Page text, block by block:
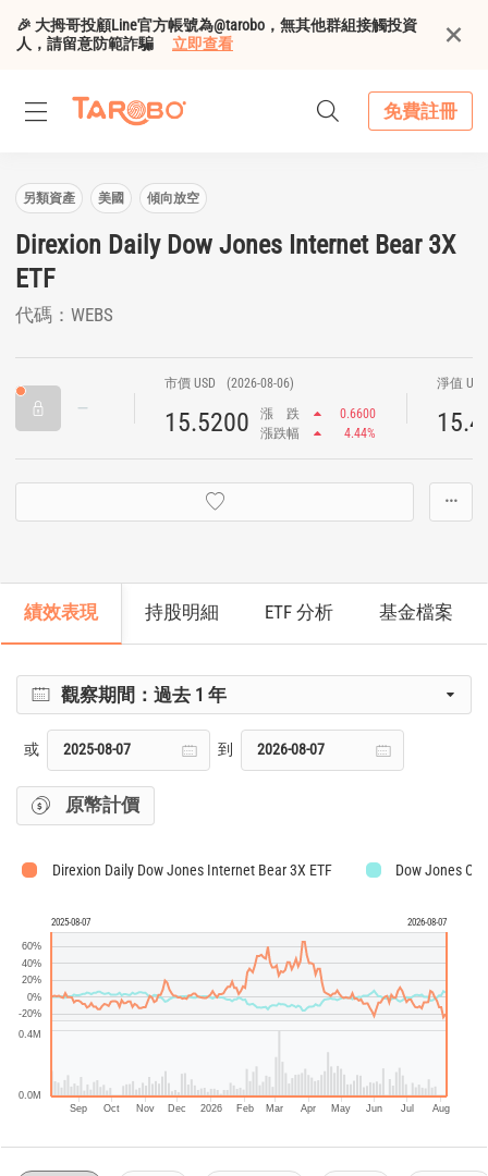
🎉 大拇哥投顧Line官方帳號為@tarobo，無其他群組接觸投資
人，請留意防範詐騙
立即查看
免費註冊
另類資產 美國 傾向放空
Direxion Daily Dow Jones Internet Bear 3X
ETF
代碼：WEBS
市價 USD (2026-08-06)
15.5200 漲 跌
0.6600
漲跌幅
4.44%
淨值
···
績效表現 持股明細 ETF 分析 基金檔案
觀察期間：過去 1 年
或 到
原幣計價
Direxion Daily Dow Jones Internet Bear 3X ETF Dow Jones
2025-08-07 2026-08-07
Sep Oct Nov Dec 2026 Feb Mar Apr May Jun Jul Aug
0.0M
0.4M
-20%
0%
20%
40%
60%